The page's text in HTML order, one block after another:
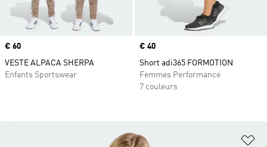
Prix
€ 60
VESTE ALPACA SHERPA
Enfants Sportswear
Prix
€ 40
Short adi365 FORMOTION
Femmes Performance
7 couleurs